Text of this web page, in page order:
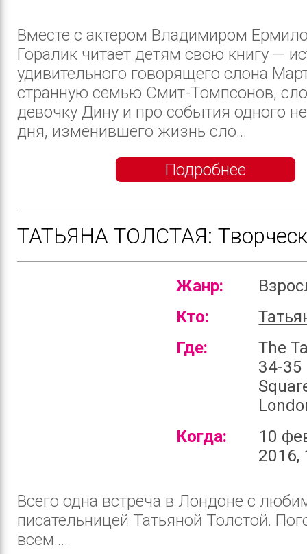
Вместе с актером Владимиром
Горалик читает детям свою книгу —
удивительного говорящего слона
странную семью Смит-Томпсонов,
девочку Дину и про события одного
дня, изменившего жизнь сло...
Подробнее
ТАТЬЯНА ТОЛСТАЯ:
Жанр:
Кто:
Где:
The
34-35
Когда:
10
2016,
Всего одна встреча в Лондоне с
писательницей Татьяной Толстой.
всем....